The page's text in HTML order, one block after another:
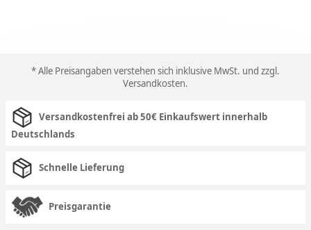
* Alle Preisangaben verstehen sich inklusive MwSt. und zzgl.
Versandkosten.
Versandkostenfrei ab 50€ Einkaufswert innerhalb
Deutschlands
Schnelle Lieferung
Preisgarantie